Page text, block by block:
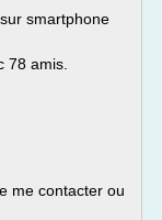
smartphone
78 amis.
me contacter ou